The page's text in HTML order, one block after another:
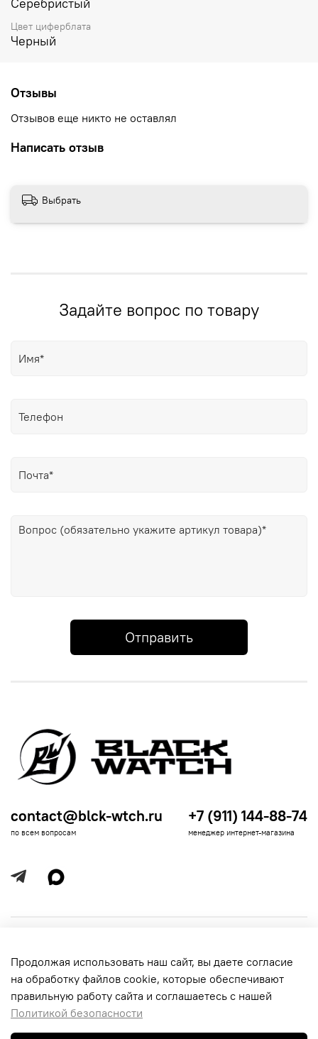
Серебристый
Цвет циферблата
Черный
Отзывы
Отзывов еще никто не оставлял
Написать отзыв
Выбрать
Задайте вопрос по товару
Отправить
Информация для покупателей
contact@blck-wtch.ru
по всем вопросам
+7 (911) 144-88-74
менеджер интернет-магазина
Продолжая использовать наш сайт, вы даете согласие
на обработку файлов cookie, которые обеспечивают
правильную работу сайта и соглашаетесь с нашей
Политикой безопасности
обработки